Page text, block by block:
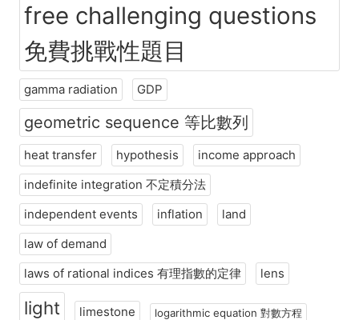
free challenging questions
免費挑戰性題目
gamma radiation GDP
geometric sequence 等比數列
heat transfer hypothesis
income approach
indefinite integration 不定積分法
independent events
inflation
land
law of demand
laws of rational indices 有理指數的定律
lens
light limestone logarithmic equation 對數方程